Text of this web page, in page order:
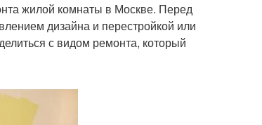
жилой комнаты в Москве. Перед
дизайна и перестройкой или
с видом ремонта, который